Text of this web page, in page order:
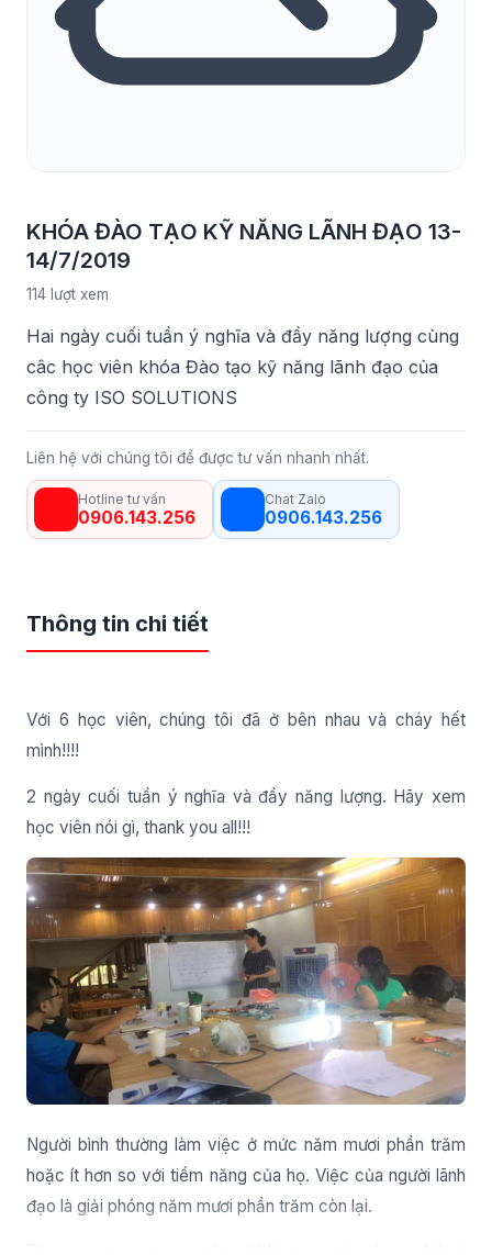
KHÓA ĐÀO TẠO KỸ NĂNG LÃNH ĐẠO 13-
14/7/2019
114 lượt xem
Hai ngày cuối tuần ý nghĩa và đầy năng lượng cùng
câc học viên khóa Đào tạo kỹ năng lãnh đạo của
công ty ISO SOLUTIONS
Liên hệ với chúng tôi để được tư vấn nhanh nhất.
Hotline tư vấn
0906.143.256
Chat Zalo
0906.143.256
Thông tin chi tiết
Với 6 học viên, chúng tôi đã ở bên nhau và cháy hết
mình!!!!
2 ngày cuối tuần ý nghĩa và đầy năng lượng. Hãy xem
học viên nói gì, thank you all!!!
Người bình thường làm việc ở mức năm mươi phần trăm
hoặc ít hơn so với tiềm năng của họ. Việc của người lãnh
đạo là giải phóng năm mươi phần trăm còn lại.